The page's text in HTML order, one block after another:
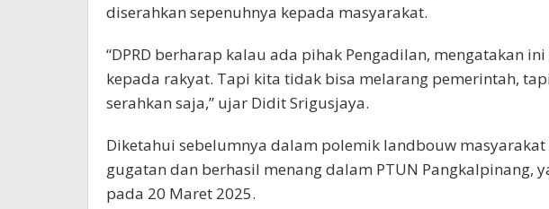
diserahkan sepenuhnya kepada masyarakat.
“DPRD berharap kalau ada pihak Pengadilan, mengatakan
kepada rakyat. Tapi kita tidak bisa melarang pemerintah,
serahkan saja,” ujar Didit Srigusjaya.
Diketahui sebelumnya dalam polemik landbouw
gugatan dan berhasil menang dalam PTUN Pangkalpinang,
pada 20 Maret 2025.